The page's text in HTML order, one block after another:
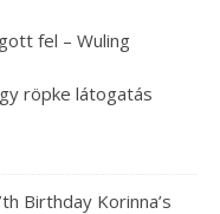
fel – Wuling
röpke látogatás
Birthday Korinna’s